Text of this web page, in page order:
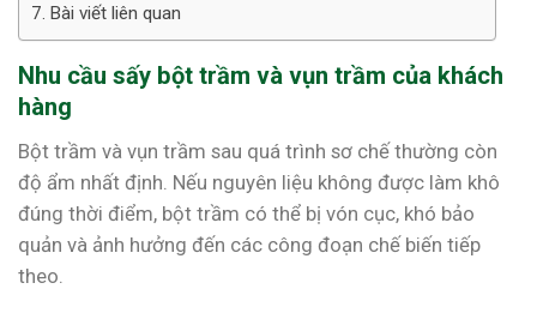
Bài viết liên quan
Nhu cầu sấy bột trầm và vụn trầm của khách
hàng
Bột trầm và vụn trầm sau quá trình sơ chế thường còn
độ ẩm nhất định. Nếu nguyên liệu không được làm khô
đúng thời điểm, bột trầm có thể bị vón cục, khó bảo
quản và ảnh hưởng đến các công đoạn chế biến tiếp
theo.